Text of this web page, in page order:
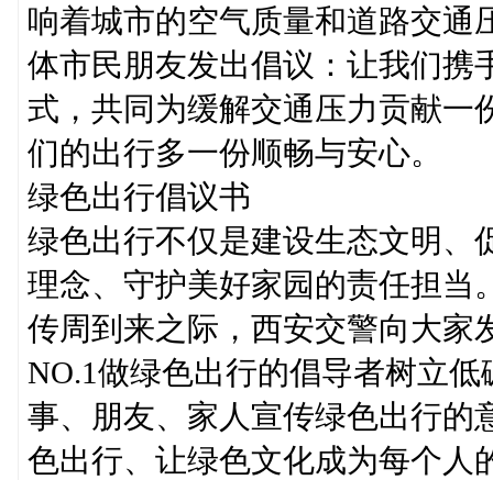
响着城市的空气质量和道路交通
体市民朋友发出倡议：让我们携
式，共同为缓解交通压力贡献一
们的出行多一份顺畅与安心。
绿色出行倡议书
绿色出行不仅是建设生态文明、
理念、守护美好家园的责任担当
传周到来之际，西安交警向大家
NO.1做绿色出行的倡导者树立
事、朋友、家人宣传绿色出行的
色出行、让绿色文化成为每个人